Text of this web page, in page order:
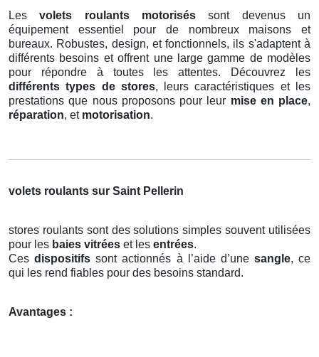
Lesvolets roulants motorisés sont devenus un
équipement essentiel pour de nombreux maisons et
bureaux. Robustes, design, et fonctionnels, ils s'adaptent à
différents besoins et offrent une large gamme de modèles
pour répondre à toutes les attentes. Découvrez les
différents types de stores, leurs caractéristiques et les
prestations que nous proposons pour leur mise en place,
réparation, et motorisation.
volets roulants sur Saint Pellerin
stores roulants sont des solutions simples souvent utilisées
pour les baies vitrées et les entrées.
Cesdispositifs sont actionnés à l’aide d’une sangle, ce
qui les rend fiables pour des besoins standard.
Avantages :